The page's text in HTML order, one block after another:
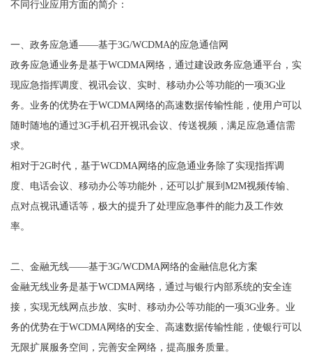
不同行业应用方面的简介：
一、政务应急通——基于3G/WCDMA的应急通信网
政务应急通业务是基于WCDMA网络，通过建设政务应急通平台，实
现应急指挥调度、视讯会议、实时、移动办公等功能的一项3G业
务。业务的优势在于WCDMA网络的高速数据传输性能，使用户可以
随时随地的通过3G手机召开视讯会议、传送视频，满足应急通信需
求。
相对于2G时代，基于WCDMA网络的应急通业务除了实现指挥调
度、电话会议、移动办公等功能外，还可以扩展到M2M视频传输、
点对点视讯通话等，极大的提升了处理应急事件的能力及工作效
率。
二、金融无线——基于3G/WCDMA网络的金融信息化方案
金融无线业务是基于WCDMA网络，通过与银行内部系统的安全连
接，实现无线网点步放、实时、移动办公等功能的一项3G业务。业
务的优势在于WCDMA网络的安全、高速数据传输性能，使银行可以
无限扩展服务空间，完善安全网络，提高服务质量。